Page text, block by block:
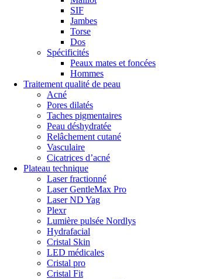
SIF
Jambes
Torse
Dos
Spécificités
Peaux mates et foncées
Hommes
Traitement qualité de peau
Acné
Pores dilatés
Taches pigmentaires
Peau déshydratée
Relâchement cutané
Vasculaire
Cicatrices d’acné
Plateau technique
Laser fractionné
Laser GentleMax Pro
Laser ND Yag
Plexr
Lumière pulsée Nordlys
Hydrafacial
Cristal Skin
LED médicales
Cristal pro
Cristal Fit